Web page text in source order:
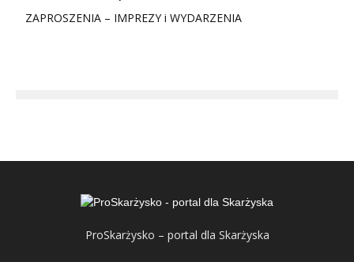
ZAPROSZENIA – IMPREZY i WYDARZENIA
ProSkarżysko – portal dla Skarżyska